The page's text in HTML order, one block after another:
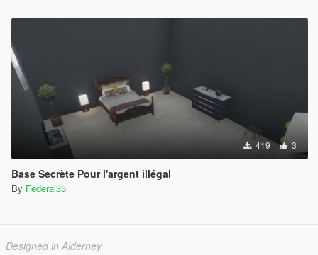
419 3
Base Secrète Pour l'argent illégal
By Federal35
Designed in Alderney